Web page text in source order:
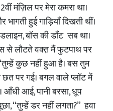
मंज़िल पर मेरा कमरा था।
हुई गाड़ियाँ दिखती थीं।
बॉस की डाँट सब था।
से लौटते वक्त़ मैं फुटपाथ पर
“तुम्हें कुछ नहीं हुआ है। बस तुम
छत पर गई। बगल वाले प्लॉट में
आई, पानी बरसा, धूप
“तुम्हें डर नहीं लगता?” हवा